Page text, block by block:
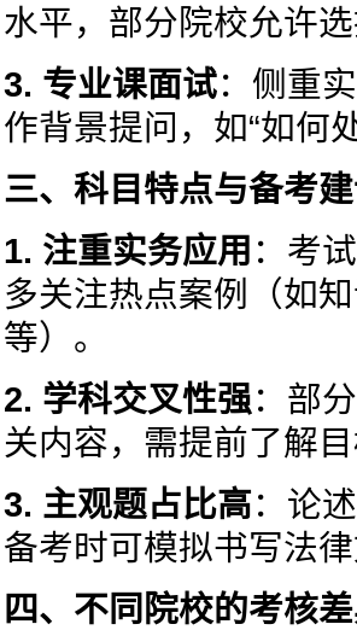
水平，部分院校允许
3. 专业课面试：侧重
作背景提问，如“如何
三、科目特点与备考
1. 注重实务应用 ：考
多关注热点案例（如
等）。
2. 学科交叉性强：部
关内容，需提前了解
3. 主观题占比高：论
备考时可模拟书写法
四、不同院校的考核